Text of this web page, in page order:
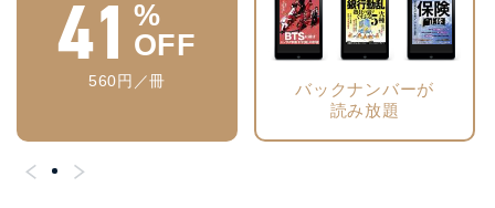
41 %
OFF
560円／冊
バックナンバーが
読み放題